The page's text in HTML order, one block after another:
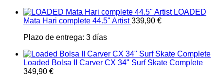
LOADED
Mata Hari complete 44.5" Artist 339,90 €
Plazo de entrega: 3 días
Loaded Bolsa II Carver CX 34" Surf Skate Complete
349,90 €